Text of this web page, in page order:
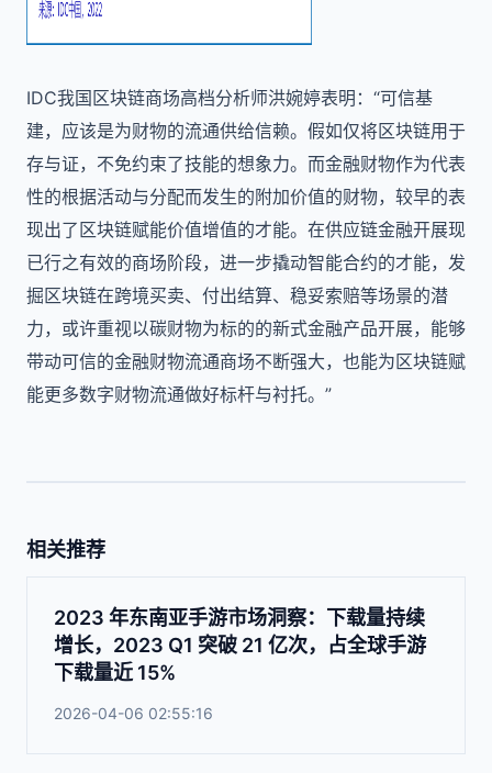
IDC我国区块链商场高档分析师洪婉婷表明：“可信基
建，应该是为财物的流通供给信赖。假如仅将区块链用于
存与证，不免约束了技能的想象力。而金融财物作为代表
性的根据活动与分配而发生的附加价值的财物，较早的表
现出了区块链赋能价值增值的才能。在供应链金融开展现
已行之有效的商场阶段，进一步撬动智能合约的才能，发
掘区块链在跨境买卖、付出结算、稳妥索赔等场景的潜
力，或许重视以碳财物为标的的新式金融产品开展，能够
带动可信的金融财物流通商场不断强大，也能为区块链赋
能更多数字财物流通做好标杆与衬托。”
相关推荐
2023 年东南亚手游市场洞察：下载量持续
增长，2023 Q1 突破 21 亿次，占全球手游
下载量近 15%
2026-04-06 02:55:16